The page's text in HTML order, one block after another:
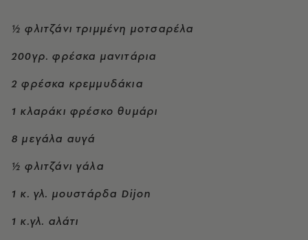
½ φλιτζάνι τριμμένη μοτσαρέλα
200γρ. φρέσκα μανιτάρια
2 φρέσκα κρεμμυδάκια
1 κλαράκι φρέσκο θυμάρι
8 μεγάλα αυγά
½ φλιτζάνι γάλα
1 κ. γλ. μουστάρδα Dijon
1 κ.γλ. αλάτι